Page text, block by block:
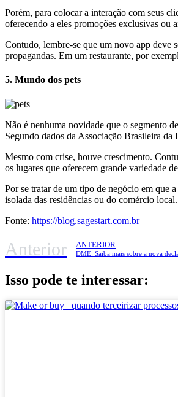
Porém, para colocar a interação com seus
oferecendo a eles promoções exclusivas ou
Contudo, lembre-se que um novo app deve
propagandas. Em um restaurante, por
5. Mundo dos pets
Não é nenhuma novidade que o segmento
Segundo dados da Associação Brasileira
Mesmo com crise, houve crescimento.
os lugares que oferecem grande variedade
Por se tratar de um tipo de negócio em que
isolada das residências ou do comércio local.
Fonte: https://blog.sagestart.com.br
Anterior ANTERIOR
DME: Saiba mais sobre a nova
Isso pode te interessar: